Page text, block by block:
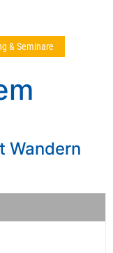
& Seminare
Wandern